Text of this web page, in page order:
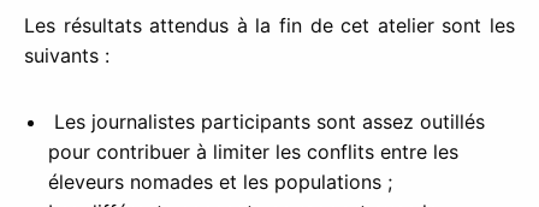
Les résultats attendus à la fin de cet atelier sont les
suivants :
Les journalistes participants sont assez outillés
pour contribuer à limiter les conflits entre les
éleveurs nomades et les populations ;